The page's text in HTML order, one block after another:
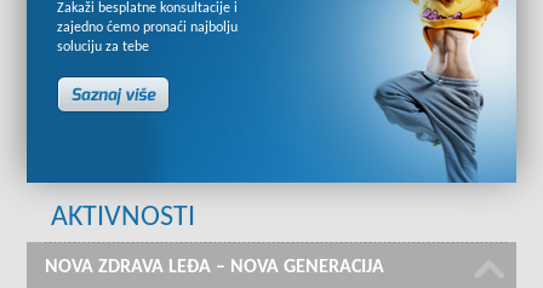
Zakaži besplatne konsultacije i
zajedno ćemo pronaći najbolju
soluciju za tebe
AKTIVNOSTI
NOVA ZDRAVA LEĐA – NOVA GENERACIJA